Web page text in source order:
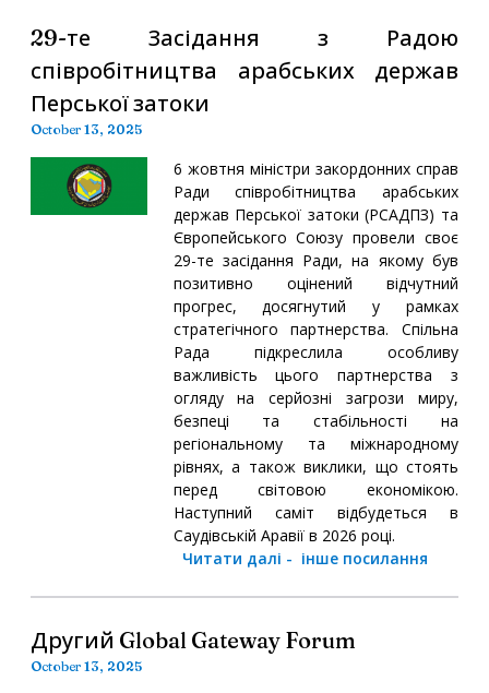
29-те Засідання з Радою
співробітництва арабських держав
Перської затоки
October 13, 2025
6 жовтня міністри закордонних справ
Ради співробітництва арабських
держав Перської затоки (РСАДПЗ) та
Європейського Союзу провели своє
29-те засідання Ради, на якому був
позитивно оцінений відчутний
прогрес, досягнутий у рамках
стратегічного партнерства. Спільна
Рада підкреслила особливу
важливість цього партнерства з
огляду на серйозні загрози миру,
безпеці та стабільності на
регіональному та міжнародному
рівнях, а також виклики, що стоять
перед світовою економікою.
Наступний саміт відбудеться в
Саудівській Аравії в 2026 році.
Читати далі - інше посилання
Другий Global Gateway Forum
October 13, 2025